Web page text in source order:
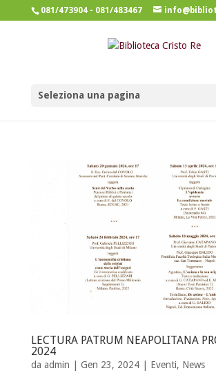
081/473904 - 081/483467
Seleziona una pagina
LECTURA PATRUM NEAPOLITANA
2024
da admin | Gen 23, 2024 | Eventi, News